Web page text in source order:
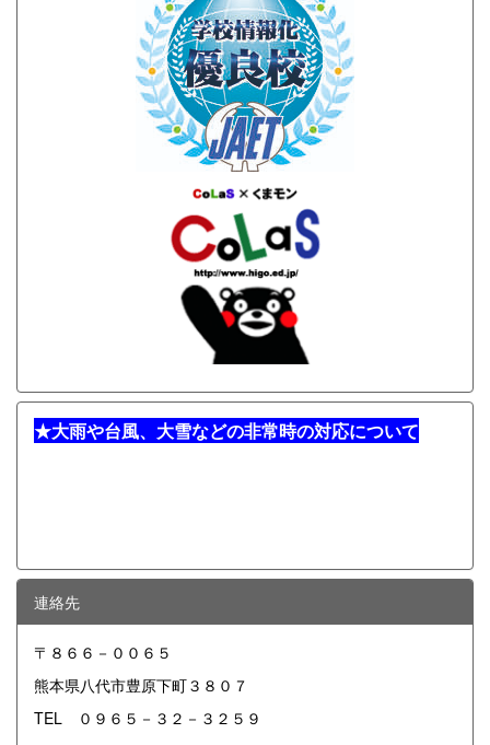
★大雨や台風、大雪などの非常時の対応について
連絡先
〒８６６－００６５
熊本県八代市豊原下町３８０７
TEL ０９６５－３２－３２５９